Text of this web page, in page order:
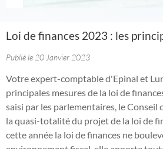
Loi de finances 2023 : les
Publié le 20 Janvier 2023
Votre expert-comptable d'Epinal et
principales mesures de la loi de
saisi par les parlementaires, le
la quasi-totalité du projet de la loi de
cette année la loi de finances ne